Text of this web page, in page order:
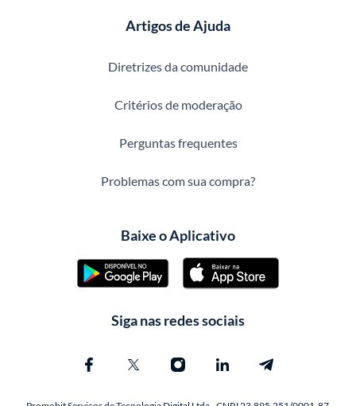
Artigos de Ajuda
Diretrizes da comunidade
Critérios de moderação
Perguntas frequentes
Problemas com sua compra?
Baixe o Aplicativo
Siga nas redes sociais